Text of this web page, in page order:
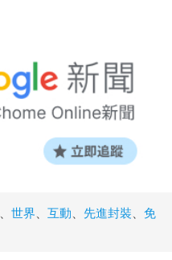
世界 互動 先進封裝
免